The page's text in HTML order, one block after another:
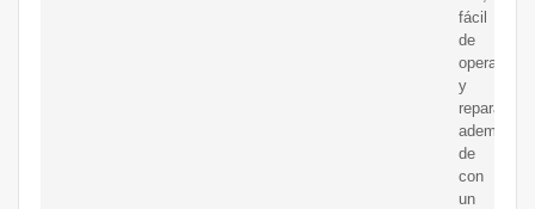
fácil
de
operar
y
reparar
además
de
con
un